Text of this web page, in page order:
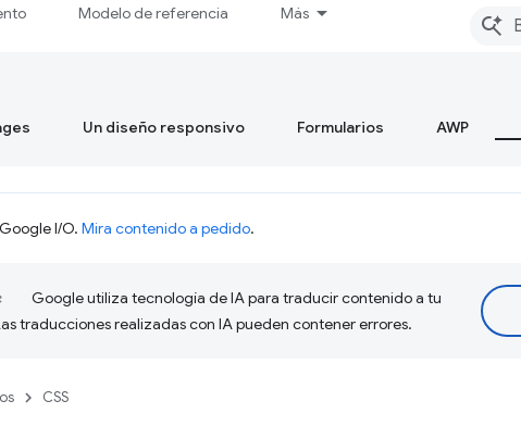
Modelo de referencia Más
Un diseño responsivo Formularios AWP
I/O. Mira contenido a pedido.
Google utiliza tecnología de IA para traducir contenido a tu
traducciones realizadas con IA pueden contener errores.
CSS